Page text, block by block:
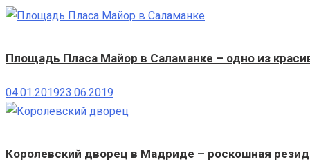
Площадь Пласа Майор в Саламанке – одно из
04.01.201923.06.2019
Королевский дворец в Мадриде – роскошная